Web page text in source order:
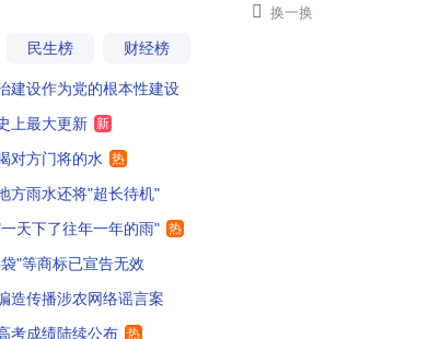
产点粮，多来点绿洲
石头，大雨冲刷出来很多吧？
太需要这样的及时雨
都变成绿洲！！！
 换一换
民生榜 财经榜
建设作为党的根本性建设
上最大更新 新
对方门将的水 热
方雨水还将"超长待机"
天下了往年一年的雨" 热
"等商标已宣告无效
造传播涉农网络谣言案
考成绩陆续公布 热